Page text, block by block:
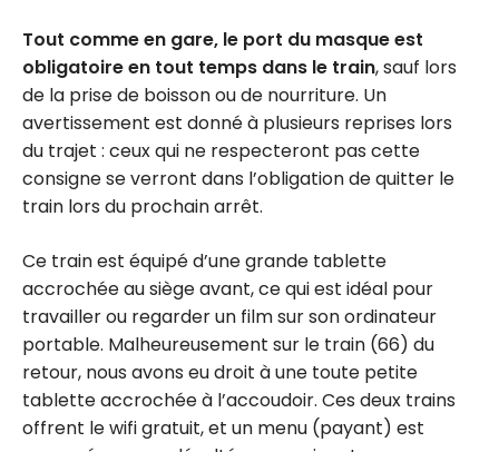
Tout comme en gare, le port du masque est
obligatoireen tout temps dans le train, sauf lors
de la prise de boisson ou de nourriture. Un
avertissement est donné à plusieurs reprises lors
du trajet : ceux qui ne respecteront pas cette
consigne se verront dans l’obligation de quitter le
train lors du prochain arrêt.
Ce train est équipé d’une grande tablette
accrochée au siège avant, ce qui est idéal pour
travailler ou regarder un film sur son ordinateur
portable. Malheureusement sur le train (66) du
retour, nous avons eu droit à une toute petite
tablette accrochée à l’accoudoir. Ces deux trains
offrent le wifi gratuit, et un menu (payant) est